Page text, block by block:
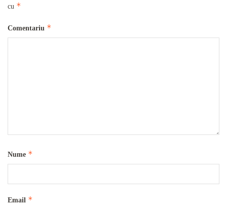
cu *
Comentariu *
Nume *
Email *